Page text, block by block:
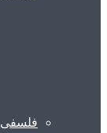
فلسفی